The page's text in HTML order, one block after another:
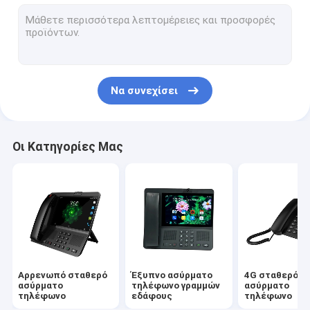
Ασύρματο τηλέφωνο Υπουργείων Εσωτερικών
Ασύρματο τηλέφωνο καρτών SIM
Σταθερό ασύρματο τηλέφωνο με τη δυναμική ζώνη
δρομολογητής 4G WIFI LTE
Να συνεχίσει
Οι Κατηγορίες Μας
Αρρενωπό σταθερό
ασύρματο
τηλέφωνο
Έξυπνο ασύρματο
τηλέφωνο γραμμών
εδάφους
4G σταθερό
ασύρματο
τηλέφωνο